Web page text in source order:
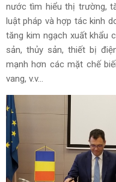
nước tìm hiểu thị trường,
luật pháp và hợp tác kinh
tăng kim ngạch xuất khẩu
sản, thủy sản, thiết bị
mạnh hơn các mặt chế
vang, v.v...